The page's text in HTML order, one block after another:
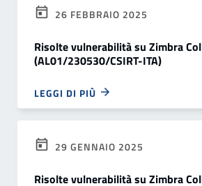
26 FEBBRAIO 2025
Risolte vulnerabilità su Zimbra
(AL01/230530/CSIRT-ITA)
LEGGI DI PIÙ
29 GENNAIO 2025
Risolte vulnerabilità su Zimbra